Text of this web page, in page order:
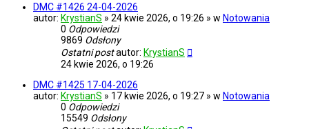
DMC #1426 24-04-2026
autor: KrystianS » 24 kwie 2026, o 19:26 » w Notowania
0 Odpowiedzi
9869 Odsłony
Ostatni postautor: KrystianS
24 kwie 2026, o 19:26
DMC #1425 17-04-2026
autor: KrystianS » 17 kwie 2026, o 19:27 » w Notowania
0 Odpowiedzi
15549 Odsłony